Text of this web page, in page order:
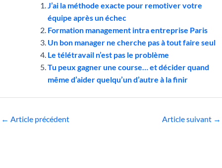
J’ai la méthode exacte pour remotiver votre
équipe après un échec
Formation management intra entreprise Paris
Un bon manager ne cherche pas à tout faire seul
Le télétravail n’est pas le problème
Tu peux gagner une course… et décider quand
même d’aider quelqu’un d’autre à la finir
← Article précédent Article suivant →